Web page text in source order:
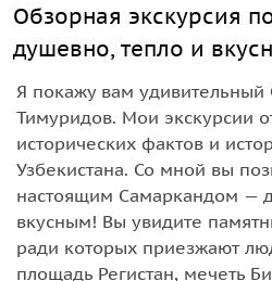
Обзорная экскурсия
душевно, тепло и
Я покажу вам
Тимуридов. Мои экскурсии
исторических фактов и
Узбекистана. Со мной вы
настоящим Самаркандом —
вкусным! Вы увидите
ради которых приезжают
площадь Регистан, мечеть